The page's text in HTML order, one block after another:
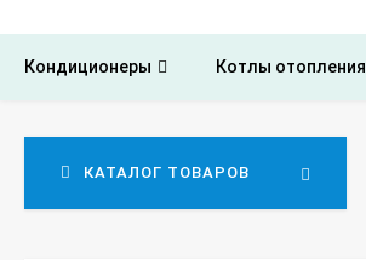
Кондиционеры Котлы отопления
КАТАЛОГ ТОВАРОВ